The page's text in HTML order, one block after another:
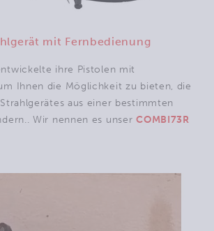
mit Fernbedienung
ihre Pistolen mit
Ihnen die Möglichkeit zu bieten, die
aus einer bestimmten
Wir nennen es unserCOMBI73R